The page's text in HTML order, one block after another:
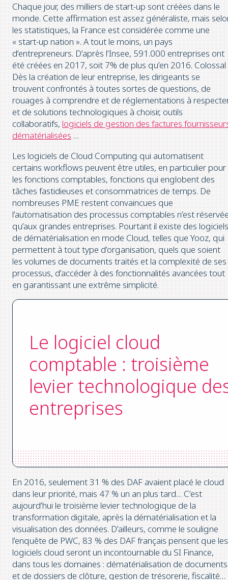
Chaque jour, des milliers de start-up sont créées dans le
monde. Cette affirmation est assez généraliste, mais
les statistiques, la France est considérée comme une
« start-up nation ». A tout le moins, un pays
d’entrepreneurs. D’après l’Insee, 591.000 entreprises ont
été créées en 2017, soit 7% de plus qu’en 2016. Colossal
Dès la création de leur entreprise, les dirigeants se
trouvent confrontés à toutes sortes de questions, de
rouages à comprendre et de réglementations à
et de solutions technologiques à choisir, outils
collaboratifs, logiciels de gestion des factures
dématérialisées …
Les logiciels de Cloud Computing qui automatisent
certains workflows peuvent être utiles, en particulier pour
les fonctions comptables, fonctions qui englobent des
tâches fastidieuses et consommatrices de temps. De
nombreuses PME restent convaincues que
l’automatisation des processus comptables n’est
qu’aux grandes entreprises. Pourtant il existe des logiciels
de dématérialisation en mode Cloud, telles que Yooz, qui
permettent à tout type d’organisation, quels que soient
les volumes de documents traités et la complexité de ses
processus, d’accéder à des fonctionnalités avancées tout
en garantissant une extrême simplicité.
Le logiciel cloud
comptable : troisième
levier technologique
entreprises
En 2016, seulement 31 % des DAF avaient placé le cloud
dans leur priorité, mais 47 % un an plus tard… C’est
aujourd’hui le troisième levier technologique de la
transformation digitale, après la dématérialisation et la
visualisation des données. D’ailleurs, comme le souligne
l’enquête de PWC, 83 % des DAF français pensent que les
logiciels cloud seront un incontournable du SI Finance,
dans tous les domaines : dématérialisation de documents
et de dossiers de clôture, gestion de trésorerie, fiscalité…